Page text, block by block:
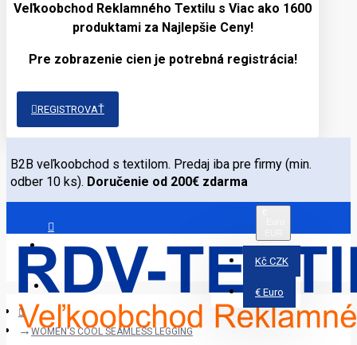
Veľkoobchod Reklamného Textilu s Viac ako 1600
produktami za Najlepšie Ceny!
Pre zobrazenie cien je potrebná registrácia!
REGISTROVAŤ
B2B veľkoobchod s textilom. Predaj iba pre firmy (min.
odber 10 ks). Doručenie od 200€ zdarma
Registrovať
Kč CZK
€ Euro
WOMEN'S COOL SEAMLESS LEGGING